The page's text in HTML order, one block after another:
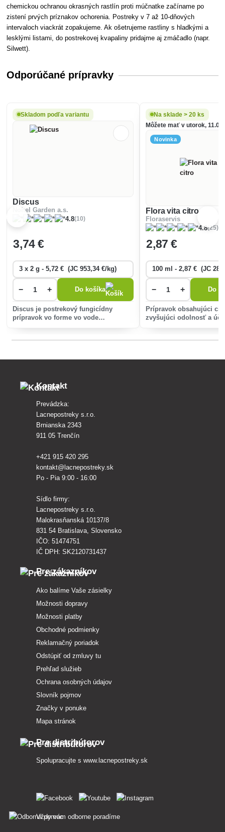
chemickou ochranou okrasných rastlín proti múčnatke začíname po
zistení prvých príznakov ochorenia. Postreky v 7 až 10-dňových
intervaloch viackrát zopakujeme. Ak ošetrujeme rastliny s hladkými a
lesklými listami, do postrekovej kvapaliny pridajme aj zmáčadlo (napr.
Silwett).
Odporúčané prípravky
Skladom podľa variantu
Discus
Nohel Garden a.s.
4.8(10)
3,74 €
− + Do košíka
Discus je postrekový fungicídny
prípravok vo forme vo vode
Na sklade > 20 ks
Môžete mať v utorok, 11.08.
Novinka
Flora vita citro
Floraservis
4.8(25)
2,87 €
− + Do
Prípravok obsahujúci
zvyšujúci odolnosť a
Kontakt
Prevádzka:
Lacnepostreky s.r.o.
Brnianska 2343
911 05 Trenčín
+421 915 420 295
kontakt@lacnepostreky.sk
Po - Pia 9:00 - 16:00
Sídlo firmy:
Lacnepostreky s.r.o.
Malokrasňanská 10137/8
831 54 Bratislava, Slovensko
IČO: 51474751
IČ DPH: SK2120731437
Pre zákazníkov
Ako balíme Vaše zásielky
Možnosti dopravy
Možnosti platby
Obchodné podmienky
Reklamačný poriadok
Odstúpiť od zmluvy tu
Prehľad služieb
Ochrana osobných údajov
Slovník pojmov
Značky v ponuke
Mapa stránok
Pre distribútorov
Spolupracujte s www.lacnepostreky.sk
Vždy vám odborne poradíme